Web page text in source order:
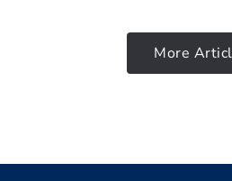
More